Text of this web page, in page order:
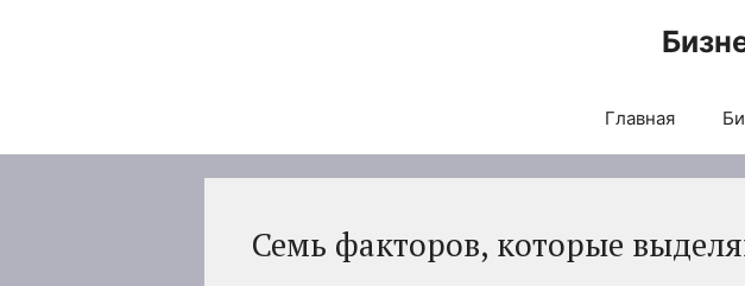
Главная
Семь факторов, которые